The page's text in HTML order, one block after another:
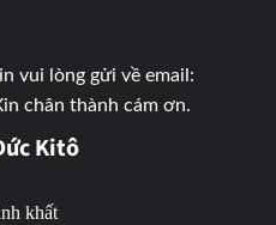
vui lòng gửi về email:
chân thành cám ơn.
Kitô
khất